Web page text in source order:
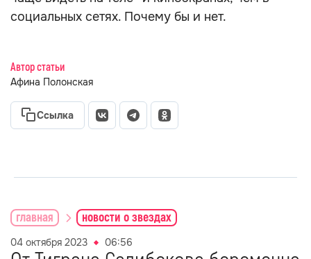
социальных сетях. Почему бы и нет.
Автор статьи
Афина Полонская
Ссылка
главная новости о звездах
04 октября 2023 06:56